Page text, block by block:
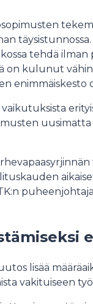
täysistunnossa.
tehdä
on kulunut
enimmäiskesto
puheenjohtaja
lisää
vakituiseen